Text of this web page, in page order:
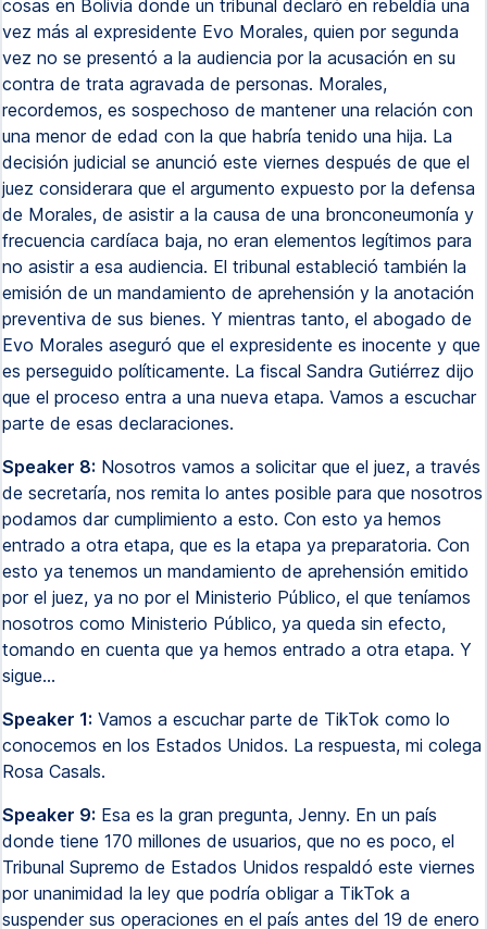
cosas en Bolivia donde un tribunal declaró en rebeldía una
vez más al expresidente Evo Morales, quien por segunda
vez no se presentó a la audiencia por la acusación en su
contra de trata agravada de personas. Morales,
recordemos, es sospechoso de mantener una relación con
una menor de edad con la que habría tenido una hija. La
decisión judicial se anunció este viernes después de que el
juez considerara que el argumento expuesto por la defensa
de Morales, de asistir a la causa de una bronconeumonía y
frecuencia cardíaca baja, no eran elementos legítimos para
no asistir a esa audiencia. El tribunal estableció también la
emisión de un mandamiento de aprehensión y la anotación
preventiva de sus bienes. Y mientras tanto, el abogado de
Evo Morales aseguró que el expresidente es inocente y que
es perseguido políticamente. La fiscal Sandra Gutiérrez dijo
que el proceso entra a una nueva etapa. Vamos a escuchar
parte de esas declaraciones.
Speaker 8: Nosotros vamos a solicitar que el juez, a través
de secretaría, nos remita lo antes posible para que nosotros
podamos dar cumplimiento a esto. Con esto ya hemos
entrado a otra etapa, que es la etapa ya preparatoria. Con
esto ya tenemos un mandamiento de aprehensión emitido
por el juez, ya no por el Ministerio Público, el que teníamos
nosotros como Ministerio Público, ya queda sin efecto,
tomando en cuenta que ya hemos entrado a otra etapa. Y
sigue...
Speaker 1: Vamos a escuchar parte de TikTok como lo
conocemos en los Estados Unidos. La respuesta, mi colega
Rosa Casals.
Speaker 9: Esa es la gran pregunta, Jenny. En un país
donde tiene 170 millones de usuarios, que no es poco, el
Tribunal Supremo de Estados Unidos respaldó este viernes
por unanimidad la ley que podría obligar a TikTok a
suspender sus operaciones en el país antes del 19 de enero